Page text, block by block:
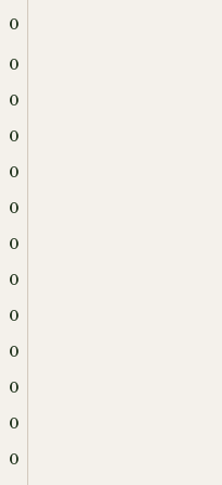
0
0
0
0
0
0
0
0
0
0
0
0
0